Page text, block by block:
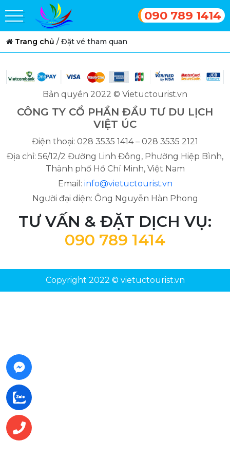
090 789 1414
Trang chủ / Đặt vé tham quan
Bản quyền 2022 © Vietuctourist.vn
CÔNG TY CỔ PHẦN ĐẦU TƯ DU LỊCH
VIỆT ÚC
Điện thoại: 028 3535 1414 – 028 3535 2121
Địa chỉ: 56/12/2 Đường Linh Đông, Phường Hiệp Bình,
Thành phố Hồ Chí Minh, Việt Nam
Email: info@vietuctourist.vn
Người đại diện: Ông Nguyễn Hàn Phong
TƯ VẤN & ĐẶT DỊCH VỤ:
090 789 1414
Copyright 2022 © vietuctourist.vn